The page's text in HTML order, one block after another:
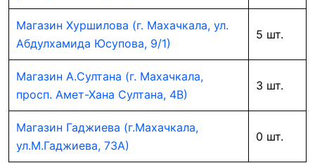
Магазин Хуршилова (г. Махачкала, ул.
Абдулхамида Юсупова, 9/1)
5 шт.
Магазин А.Султана (г. Махачкала,
просп. Амет-Хана Султана, 4В)
3 шт.
Магазин Гаджиева (г.Махачкала,
ул.М.Гаджиева, 73А)
0 шт.